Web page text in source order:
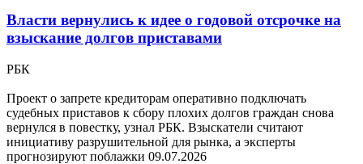
Власти вернулись к идее о годовой отсрочке на
взыскание долгов приставами
РБК
Проект о запрете кредиторам оперативно подключать
судебных приставов к сбору плохих долгов граждан снова
вернулся в повестку, узнал РБК. Взыскатели считают
инициативу разрушительной для рынка, а эксперты
прогнозируют поблажки 09.07.2026